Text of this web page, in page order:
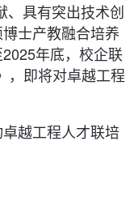
、具有突出技术创
士产教融合培养
年底，校企联
，即将对卓越工程
越工程人才联培